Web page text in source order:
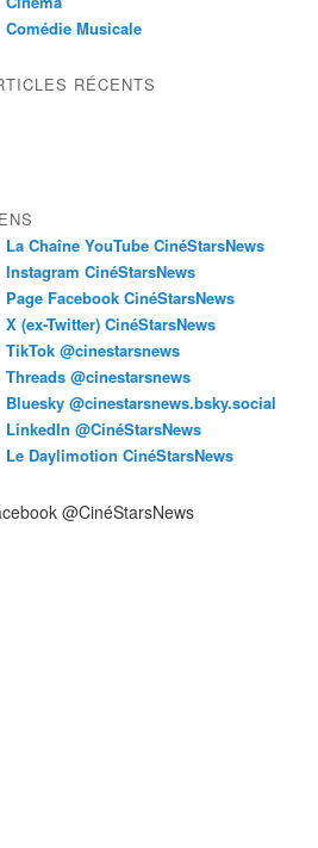
Comédie Musicale
RÉCENTS
La Chaîne YouTube CinéStarsNews
Instagram CinéStarsNews
Page Facebook CinéStarsNews
X (ex-Twitter) CinéStarsNews
TikTok @cinestarsnews
Threads @cinestarsnews
Bluesky @cinestarsnews.bsky.social‬
LinkedIn @CinéStarsNews
Le Daylimotion CinéStarsNews
@CinéStarsNews